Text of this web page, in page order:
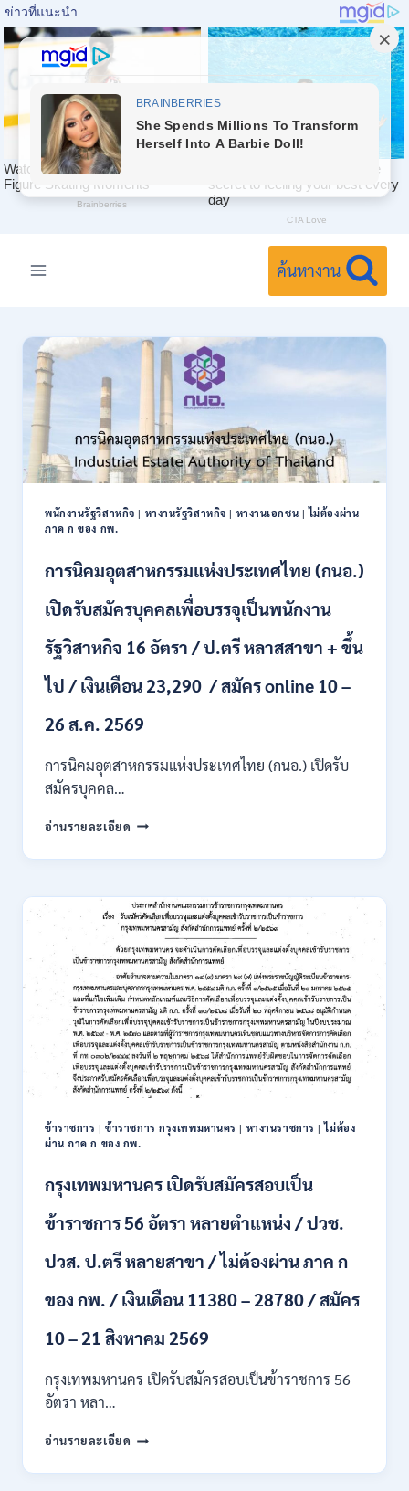
ค้นหางาน
พนักงานรัฐวิสาหกิจ | หางานรัฐวิสาหกิจ | หางานเอกชน |ไม่ต้องผ่าน
ภาค ก ของ กพ.
การนิคมอุตสาหกรรมแห่งประเทศไทย (กนอ.)
เปิดรับสมัครบุคคลเพื่อบรรจุเป็นพนักงาน
รัฐวิสาหกิจ 16 อัตรา / ป.ตรี หลาสสาขา + ขึ้น
ไป / เงินเดือน 23,290 / สมัคร online 10 –
26 ส.ค. 2569
การนิคมอุตสาหกรรมแห่งประเทศไทย (กนอ.) เปิดรับ
สมัครบุคคล…
อ่านรายละเอียด การ
อุตสาหกรรม
ประเทศไทย
(กนอ.)
เปิด
รับ
สมัคร
บุคคล
เพื่อ
บรรจุ
เป็น
พนักงาน
รัฐวิสาหกิจ
16
/
ป.ตรี
ส
+
ไป
เงิน
23,290
สมัคร
ONLINE
26
ข้าราชการ |ข้าราชการ กรุงเทพมหานคร | หางานราชการ |ไม่ต้อง
ผ่าน ภาค ก ของ กพ.
กรุงเทพมหานคร เปิดรับสมัครสอบเป็น
ข้าราชการ 56 อัตรา หลายตำแหน่ง / ปวช.
ปวส. ป.ตรี หลายสาขา / ไม่ต้องผ่าน ภาค ก
ของ กพ. / เงินเดือน 11380 – 28780 / สมัคร
10 – 21 สิงหาคม 2569
กรุงเทพมหานคร เปิดรับสมัครสอบเป็นข้าราชการ 56
อัตรา หลา…
อ่านรายละเอียด กรุงเทพมหานคร
รับ